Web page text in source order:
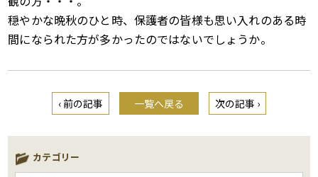
穏やかな晩秋のひと時、保護者の皆様も思い入れのある時
間になられた方が多かったのではないでしょうか。
‹ 前の記事 一覧へ戻る 次の記事 ›
カテゴリー